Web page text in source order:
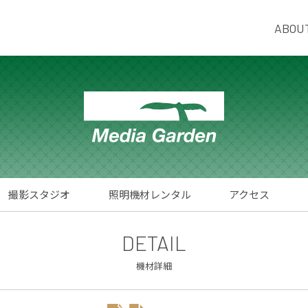
撮影スタジオ 照明機材レンタル アクセス
DETAIL
機材詳細